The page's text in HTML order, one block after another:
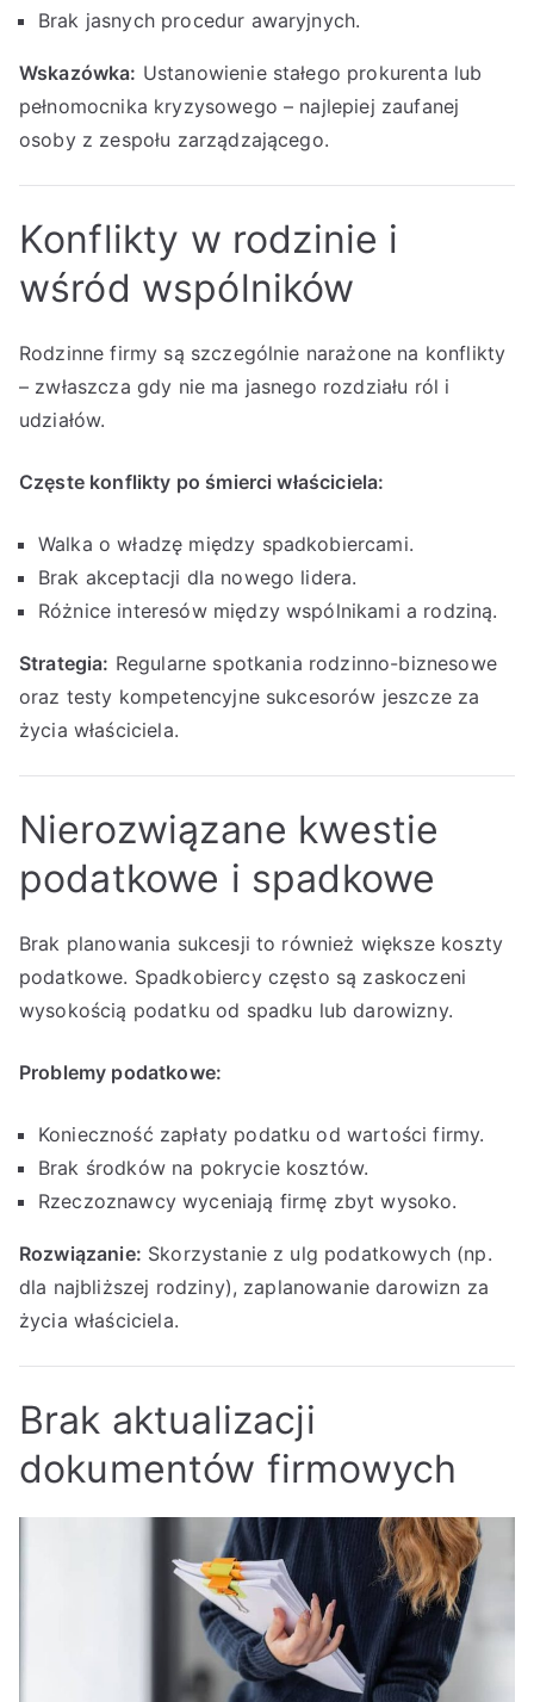
Brak jasnych procedur awaryjnych.
Wskazówka: Ustanowienie stałego prokurenta lub
pełnomocnika kryzysowego – najlepiej zaufanej
osoby z zespołu zarządzającego.
Konflikty w rodzinie i
wśród wspólników
Rodzinne firmy są szczególnie narażone na konflikty
– zwłaszcza gdy nie ma jasnego rozdziału ról i
udziałów.
Częste konflikty po śmierci właściciela:
Walka o władzę między spadkobiercami.
Brak akceptacji dla nowego lidera.
Różnice interesów między wspólnikami a rodziną.
Strategia: Regularne spotkania rodzinno-biznesowe
oraz testy kompetencyjne sukcesorów jeszcze za
życia właściciela.
Nierozwiązane kwestie
podatkowe i spadkowe
Brak planowania sukcesji to również większe koszty
podatkowe. Spadkobiercy często są zaskoczeni
wysokością podatku od spadku lub darowizny.
Problemy podatkowe:
Konieczność zapłaty podatku od wartości firmy.
Brak środków na pokrycie kosztów.
Rzeczoznawcy wyceniają firmę zbyt wysoko.
Rozwiązanie: Skorzystanie z ulg podatkowych (np.
dla najbliższej rodziny), zaplanowanie darowizn za
życia właściciela.
Brak aktualizacji
dokumentów firmowych